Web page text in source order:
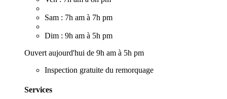
Sam : 7h am à 7h pm
Dim : 9h am à 5h pm
Ouvert aujourd'hui de 9h am à 5h pm
Inspection gratuite du remorquage
Services